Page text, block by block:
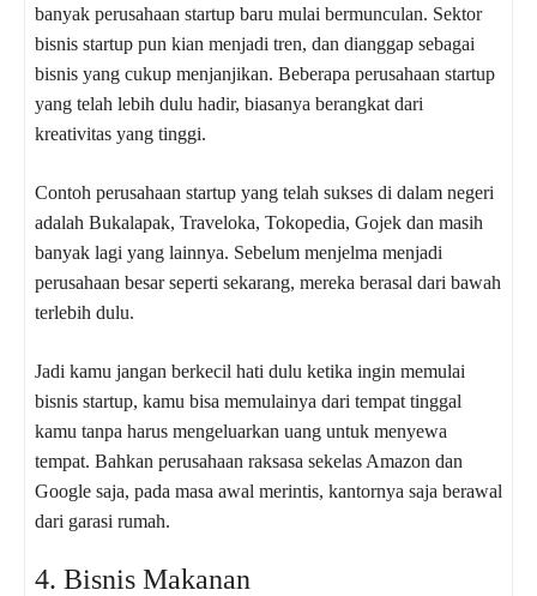
banyak perusahaan startup baru mulai bermunculan. Sektor
bisnis startup pun kian menjadi tren, dan dianggap sebagai
bisnis yang cukup menjanjikan. Beberapa perusahaan startup
yang telah lebih dulu hadir, biasanya berangkat dari
kreativitas yang tinggi.
Contoh perusahaan startup yang telah sukses di dalam negeri
adalah Bukalapak, Traveloka, Tokopedia, Gojek dan masih
banyak lagi yang lainnya. Sebelum menjelma menjadi
perusahaan besar seperti sekarang, mereka berasal dari bawah
terlebih dulu.
Jadi kamu jangan berkecil hati dulu ketika ingin memulai
bisnis startup, kamu bisa memulainya dari tempat tinggal
kamu tanpa harus mengeluarkan uang untuk menyewa
tempat. Bahkan perusahaan raksasa sekelas Amazon dan
Google saja, pada masa awal merintis, kantornya saja berawal
dari garasi rumah.
4. Bisnis Makanan